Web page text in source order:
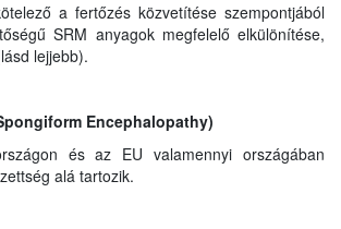
a fertőzés közvetítése szempontjából
SRM anyagok megfelelő elkülönítése,
lejjebb).
Encephalopathy)
és az EU valamennyi országában
alá tartozik.